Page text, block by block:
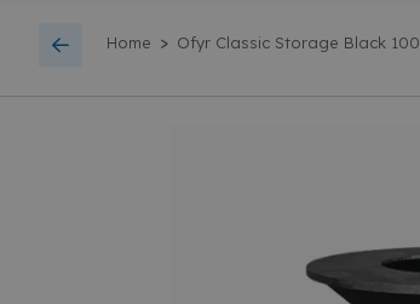
Home > Ofyr Classic Storage Black 100